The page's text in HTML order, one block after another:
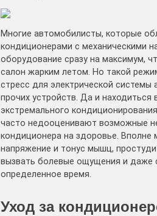
Многие автомобилисты, которые
кондиционерами с механическими
оборудование сразу на максимум,
салон жарким летом. Но такой
стресс для электрической системы
прочих устройств. Да и находиться
экстремального
часто недооценивают возможные
кондиционера на здоровье. Вполне
напряжение и тонус мышц,
вызвать болевые ощущения и даже
определенное время.
Уход за